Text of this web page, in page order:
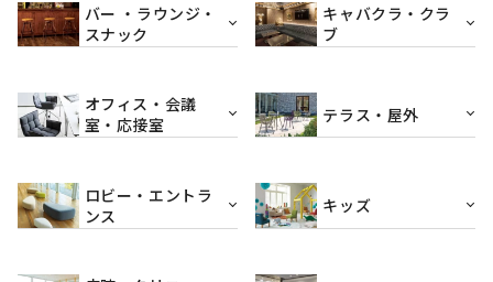
バー ・ラウンジ・
スナック
キャバクラ・クラ
ブ
オフィス・会議
室・応接室
テラス・屋外
ロビー・エントラ
ンス
キッズ